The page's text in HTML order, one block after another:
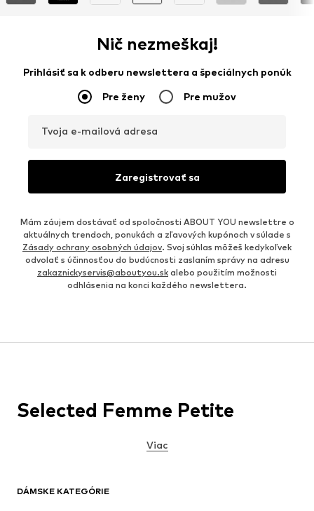
Nič nezmeškaj!
Prihlásiť sa k odberu newslettera a špeciálnych ponúk
Pre ženy Pre mužov
Tvoja e-mailová adresa
Zaregistrovať sa
Mám záujem dostávať od spoločnosti ABOUT YOU newslettre o
aktuálnych trendoch, ponukách a zľavových kupónoch v súlade s
Zásady ochrany osobných údajov. Svoj súhlas môžeš kedykoľvek
odvolať s účinnosťou do budúcnosti zaslaním správy na adresu
zakaznickyservis@aboutyou.sk alebo použitím možnosti
odhlásenia na konci každého newslettera.
DÁMSKE KATEGÓRIE
Selected Femme Petite
Viac